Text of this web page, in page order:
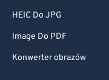
HEIC Do JPG
Image Do PDF
Konwerter obrazów